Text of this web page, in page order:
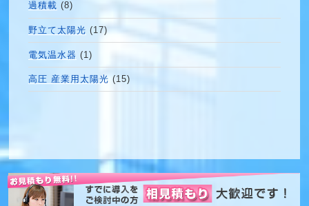
過積載 (8)
野立て太陽光 (17)
電気温水器 (1)
高圧 産業用太陽光 (15)